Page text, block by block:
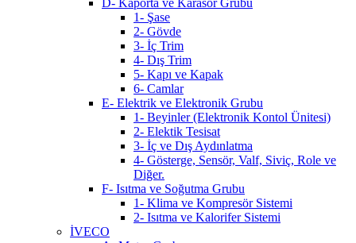
D- Kaporta ve Karasör Grubu
1- Şase
2- Gövde
3- İç Trim
4- Dış Trim
5- Kapı ve Kapak
6- Camlar
E- Elektrik ve Elektronik Grubu
1- Beyinler (Elektronik Kontol Ünitesi)
2- Elektik Tesisat
3- İç ve Dış Aydınlatma
4- Gösterge, Sensör, Valf, Siviç, Role ve
Diğer.
F- Isıtma ve Soğutma Grubu
1- Klima ve Kompresör Sistemi
2- Isıtma ve Kalorifer Sistemi
İVECO